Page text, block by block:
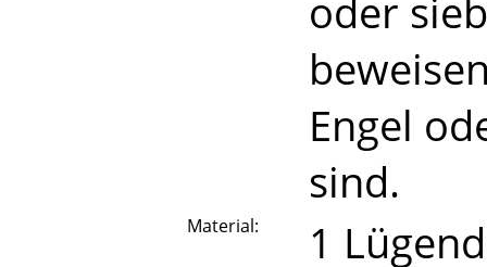
oder
Engel
sind.
Material:
1